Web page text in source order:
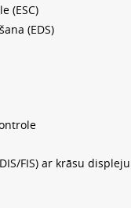
(ESC)
(EDS)
FIS) ar krāsu displeju